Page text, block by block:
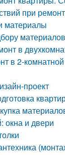
при
материалы
материалов
в
в 2-
проект
окна и двери